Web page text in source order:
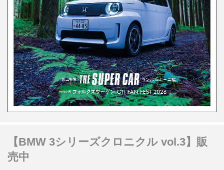
【BMW 3シリーズクロニクル vol.3】販
売中